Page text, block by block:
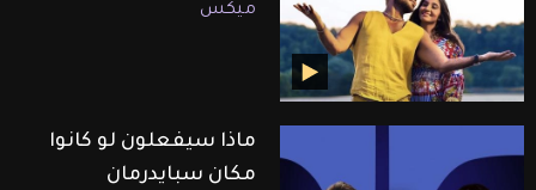
ميكس
ماذا سيفعلون لو كانوا
مكان سبايدرمان